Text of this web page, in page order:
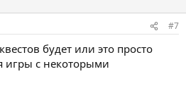
#7
будет или это просто
игры с некоторыми